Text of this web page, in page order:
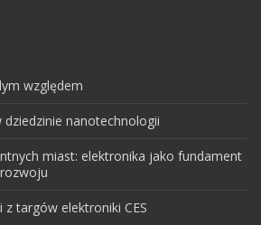
względem
nanotechnologii
miast: elektronika jako fundament
targów elektroniki CES